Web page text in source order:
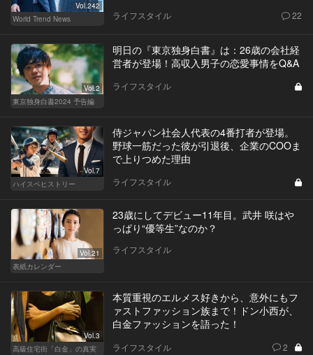
Vol.242
World Trend News
ライフスタイル 22
Vol.2
東京独身白書2024 予告編
明日の『東京独身白書』は：26歳の会社経
営者が登場！高収入男子の恋愛事情をQ&A
ライフスタイル
Vol.7
ハイスペヒストリー
侍ジャパン社会人代表の4番打者が登場。
野球一筋だった彼が引退後、企業のCOOま
で上りつめた理由
ライフスタイル
Vol.21
表紙カレンダー
23歳にしてデビュー11年目。武井 咲はや
っぱり“優等生”なのか？
ライフスタイル
Vol.3
高級住宅街「白金」の真実
本質重視のエルメス好きから、意外にもフ
ァストファッション族まで！ドン小西が、
白金ファッションを語った！
ライフスタイル 2